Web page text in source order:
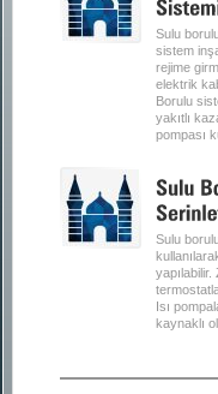
Sulu
sistem
rejime
elektrik
Borulu
yakıtlı
pompası
Sulu
Isı
kaynaklı